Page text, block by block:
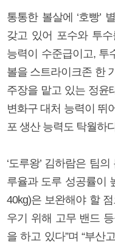
통통한 볼살에 ‘호빵’
갖고 있어 포수와 투
능력이 수준급이고, 투
볼을 스트라이크존 한
주장을 맡고 있는 정윤
변화구 대처 능력이 뛰
포 생산 능력도 탁월하
‘도루왕’ 김하람은 팀
루율과 도루 성공률이
40kg)은 보완해야 할
우기 위해 고무 밴드
을 하고 있다”며 “부산